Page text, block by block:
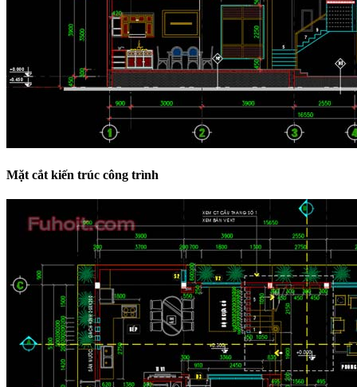
Mặt cắt kiến trúc công trình